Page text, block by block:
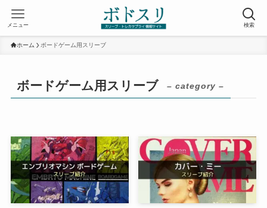
検索
メニュー
ホーム ボードゲーム用スリーブ
ボードゲーム用スリーブ – category –